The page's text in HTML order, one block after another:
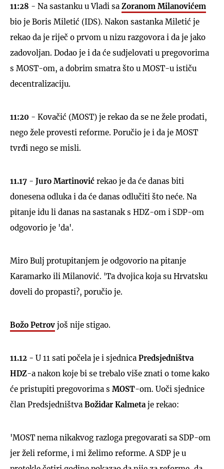
11:28 - Na sastanku u Vladi sa Zoranom Milanovićem
bio je Boris Miletić (IDS). Nakon sastanka Miletić je
rekao da je riječ o prvom u nizu razgovora i da je jako
zadovoljan. Dodao je i da će sudjelovati u pregovorima
s MOST-om, a dobrim smatra što u MOST-u ističu
decentralizaciju.
11:20 - Kovačić (MOST) je rekao da se ne žele prodati,
nego žele provesti reforme. Poručio je i da je MOST
tvrđi nego se misli.
11.17 - Juro Martinović rekao je da će danas biti
donesena odluka i da će danas odlučiti što neće. Na
pitanje idu li danas na sastanak s HDZ-om i SDP-om
odgovorio je 'da'.
Miro Bulj protupitanjem je odgovorio na pitanje
Karamarko ili Milanović. 'Ta dvojica koja su Hrvatsku
doveli do propasti?, poručio je.
Božo Petrov još nije stigao.
11.12 - U 11 sati počela je i sjednica Predsjedništva
HDZ-a nakon koje bi se trebalo više znati o tome kako
će pristupiti pregovorima s MOST-om. Uoči sjednice
član Predsjedništva Božidar Kalmeta je rekao:
'MOST nema nikakvog razloga pregovarati sa SDP-om
jer želi reforme, i mi želimo reforme. A SDP je u